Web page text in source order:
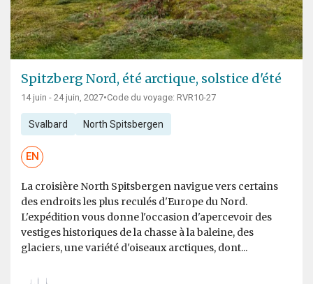
Spitzberg Nord, été arctique, solstice d'été
14 juin - 24 juin, 2027•Code du voyage: RVR10-27
Svalbard North Spitsbergen
EN
La croisière North Spitsbergen navigue vers certains
des endroits les plus reculés d'Europe du Nord.
L'expédition vous donne l'occasion d'apercevoir des
vestiges historiques de la chasse à la baleine, des
glaciers, une variété d'oiseaux arctiques, dont...